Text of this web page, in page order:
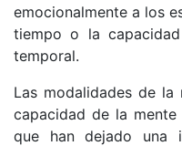
emocionalmente a los
tiempo o la
temporal.
Las modalidades de la
capacidad de la mente
que han dejado una